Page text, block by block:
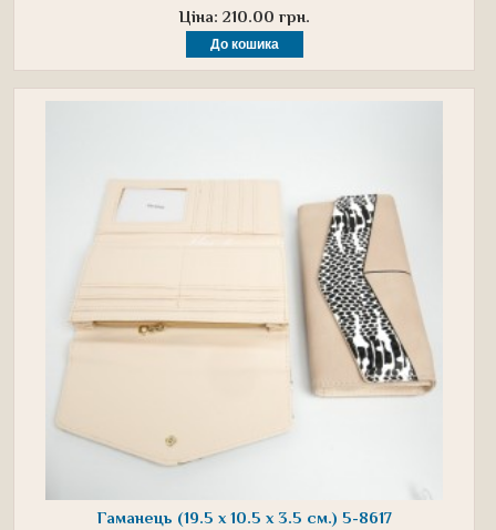
Ціна: 210.00 грн.
Гаманець (19.5 х 10.5 х 3.5 см.) 5-8617